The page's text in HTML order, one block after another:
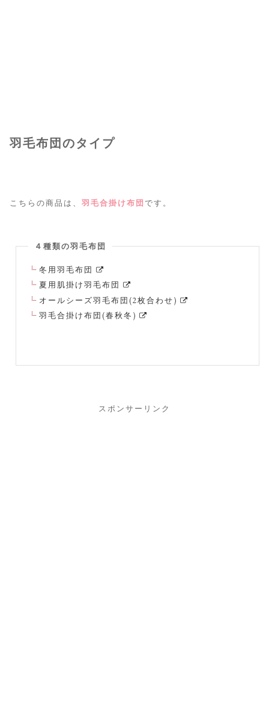
羽毛布団のタイプ
こちらの商品は、 羽毛合掛け布団 です。
４種類の羽毛布団
冬用羽毛布団
夏用肌掛け羽毛布団
オールシーズ羽毛布団(2枚合わせ)
羽毛合掛け布団(春秋冬)
スポンサーリンク